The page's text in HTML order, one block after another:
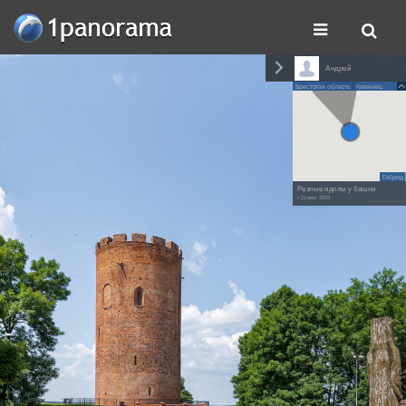
Андрей
Брестская область Каменец
Гибрид
Резные идолы у башни
• 21 июн. 2023